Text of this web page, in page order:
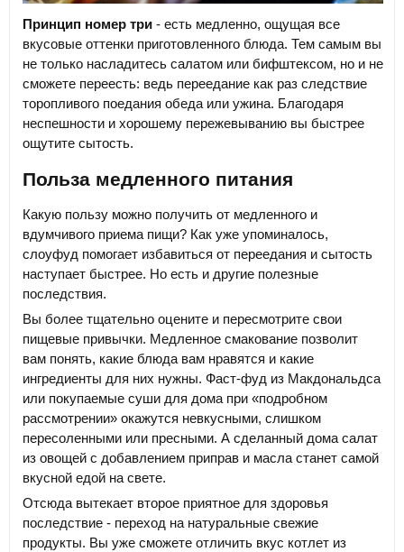
Принцип номер три - есть медленно, ощущая все
вкусовые оттенки приготовленного блюда. Тем самым вы
не только насладитесь салатом или бифштексом, но и не
сможете переесть: ведь переедание как раз следствие
торопливого поедания обеда или ужина. Благодаря
неспешности и хорошему пережевыванию вы быстрее
ощутите сытость.
Польза медленного питания
Какую пользу можно получить от медленного и
вдумчивого приема пищи? Как уже упоминалось,
слоуфуд помогает избавиться от переедания и сытость
наступает быстрее. Но есть и другие полезные
последствия.
Вы более тщательно оцените и пересмотрите свои
пищевые привычки. Медленное смакование позволит
вам понять, какие блюда вам нравятся и какие
ингредиенты для них нужны. Фаст-фуд из Макдональдса
или покупаемые суши для дома при «подробном
рассмотрении» окажутся невкусными, слишком
пересоленными или пресными. А сделанный дома салат
из овощей с добавлением приправ и масла станет самой
вкусной едой на свете.
Отсюда вытекает второе приятное для здоровья
последствие - переход на натуральные свежие
продукты. Вы уже сможете отличить вкус котлет из